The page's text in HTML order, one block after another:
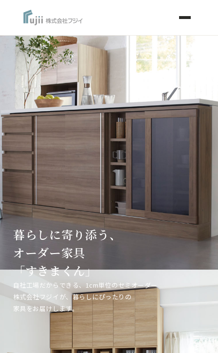
暮らしに寄り添う、
オーダー家具
「すきまくん」
自社工場だからできる、1cm単位のセミオーダー
株式会社フジイが、暮らしにぴったりの
家具をお届けします。
暮らしに寄り添う、
オーダー家具
「すきまくん」
自社工場だからできる、1cm単位のセミオーダー
株式会社フジイが、暮らしにぴったりの
家具をお届けします。
暮らしに寄り添う、
オーダー家具
「すきまくん」
自社工場だからできる、1cm単位のセミオーダー
株式会社フジイが、暮らしにぴったりの
家具をお届けします。